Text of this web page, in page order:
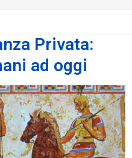
Privata:
ad oggi